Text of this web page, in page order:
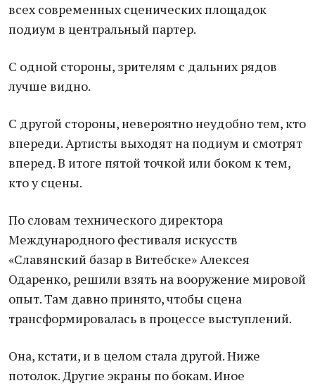
всех современных сценических площадок
подиум в центральный партер.
С одной стороны, зрителям с дальних рядов
лучше видно.
С другой стороны, невероятно неудобно тем, кто
впереди. Артисты выходят на подиум и смотрят
вперед. В итоге пятой точкой или боком к тем,
кто у сцены.
По словам технического директора
Международного фестиваля искусств
«Славянский базар в Витебске» Алексея
Одаренко, решили взять на вооружение мировой
опыт. Там давно принято, чтобы сцена
трансформировалась в процессе выступлений.
Она, кстати, и в целом стала другой. Ниже
потолок. Другие экраны по бокам. Иное